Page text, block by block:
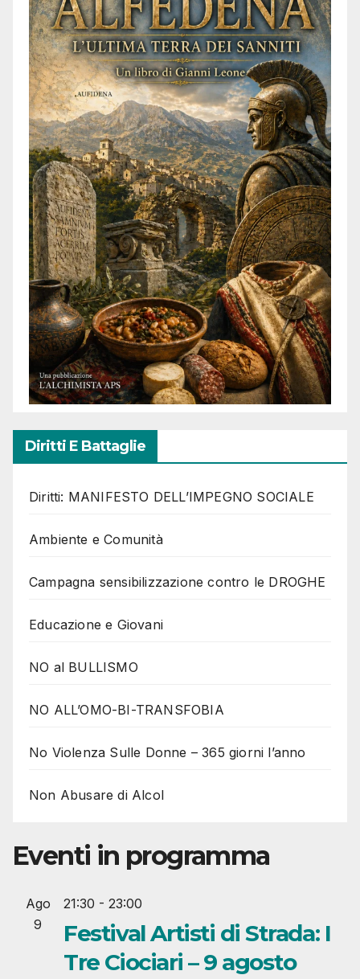
Diritti E Battaglie
Diritti: MANIFESTO DELL’IMPEGNO SOCIALE
Ambiente e Comunità
Campagna sensibilizzazione contro le DROGHE
Educazione e Giovani
NO al BULLISMO
NO ALL’OMO-BI-TRANSFOBIA
No Violenza Sulle Donne – 365 giorni l’anno
Non Abusare di Alcol
Eventi in programma
Ago
9
21:30 - 23:00
Festival Artisti di Strada: I
Tre Ciociari – 9 agosto